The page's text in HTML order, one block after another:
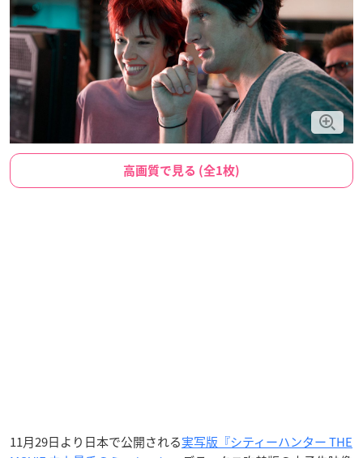
高画質で見る (全1枚)
11月29日より日本で公開される実写版『シティーハンター THE